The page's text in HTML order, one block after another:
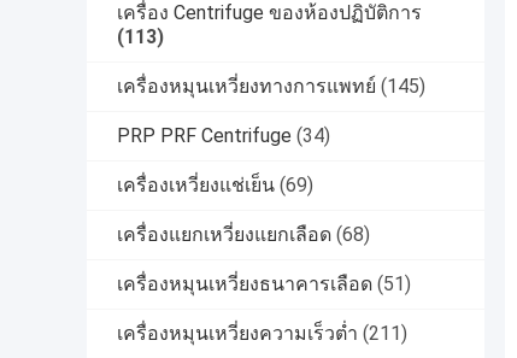
เครื่อง Centrifuge ของห้องปฏิบัติการ
(113)
เครื่องหมุนเหวี่ยงทางการแพทย์ (145)
PRP PRF Centrifuge (34)
เครื่องเหวี่ยงแช่เย็น (69)
เครื่องแยกเหวี่ยงแยกเลือด (68)
เครื่องหมุนเหวี่ยงธนาคารเลือด (51)
เครื่องหมุนเหวี่ยงความเร็วต่ำ (211)